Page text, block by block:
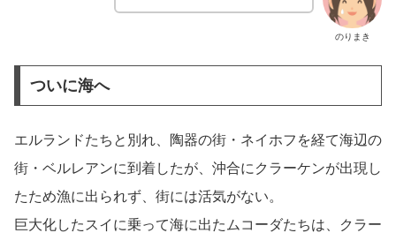
のりまき
ついに海へ
エルランドたちと別れ、陶器の街・ネイホフを経て海辺の
街・ベルレアンに到着したが、沖合にクラーケンが出現し
たため漁に出られず、街には活気がない。
巨大化したスイに乗って海に出たムコーダたちは、クラー